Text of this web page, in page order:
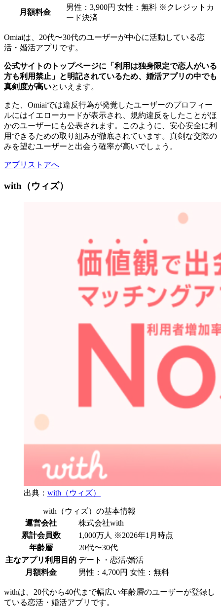
月額料金
男性：3,900円 女性：無料 ※クレジットカ
ード決済
Omiaiは、20代〜30代のユーザーが中心に活動している恋
活・婚活アプリです。
公式サイトのトップページに「利用は独身限定で恋人がいる
方も利用禁止」と明記されているため、婚活アプリの中でも
真剣度が高いといえます。
また、Omiaiでは違反行為が発覚したユーザーのプロフィー
ルにはイエローカードが表示され、規約違反をしたことがほ
かのユーザーにも公表されます。このように、安心安全に利
用できるための取り組みが徹底されています。真剣な交際の
みを望むユーザーと出会う確率が高いでしょう。
アプリストアへ
with（ウィズ）
出典： with（ウィズ）
with（ウィズ）の基本情報
運営会社
株式会社with
累計会員数
1,000万人 ※2026年1月時点
年齢層
20代〜30代
主なアプリ利用目的 デート・恋活/婚活
月額料金
男性：4,700円 女性：無料
withは、20代から40代まで幅広い年齢層のユーザーが登録し
ている恋活・婚活アプリです。